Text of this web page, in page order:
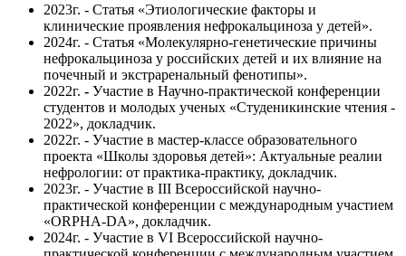
2023г. - Статья «Этиологические факторы и
клинические проявления нефрокальциноза у детей».
2024г. - Статья «Молекулярно-генетические причины
нефрокальциноза у российских детей и их влияние на
почечный и экстраренальный фенотипы».
2022г. - Участие в Научно-практической конференции
студентов и молодых ученых «Студеникинские чтения -
2022», докладчик.
2022г. - Участие в мастер-классе образовательного
проекта «Школы здоровья детей»: Актуальные реалии
нефрологии: от практика-практику, докладчик.
2023г. - Участие в III Всероссийской научно-
практической конференции с международным участием
«ORPHA-DA», докладчик.
2024г. - Участие в VI Всероссийской научно-